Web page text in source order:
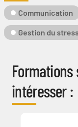
Mot-
Clé
Communication
Gestion du
intéresser :